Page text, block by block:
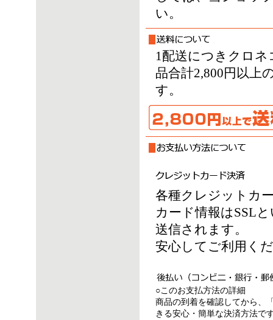
い。
1配送につきクロネ
品合計2,800円以上
す。
各種クレジットカ
カード情報はSSL
送信されます。
安心してご利用く
○このお支払方法の詳細
商品の到着を確認してから、
きる安心・簡単な決済方法で